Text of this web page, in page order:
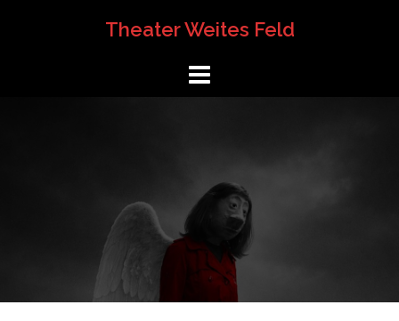
Theater Weites Feld